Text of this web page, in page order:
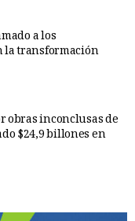
a los
transformación
obras inconclusas de
$24,9 billones en